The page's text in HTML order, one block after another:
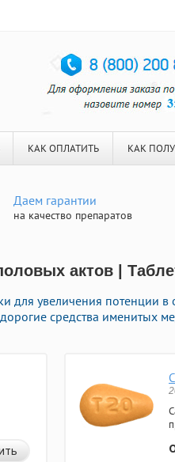
КАК ОПЛАТИТЬ КАК
Даем гарантии
на качество препаратов
актов |
увеличения потенции в
средства именитых